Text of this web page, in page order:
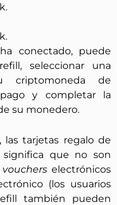
conectado, puede
seleccionar una
criptomoneda de
y completar la
su monedero.
las tarjetas regalo de
que no son
voucherselectrónicos
(los usuarios
también pueden